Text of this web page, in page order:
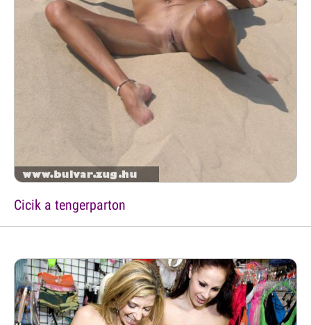
Cicik a tengerparton